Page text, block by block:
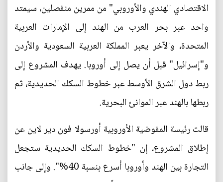
الاقتصادي الهندي والأوروبي" من ممرين منفصلين، سيمتد
واحد عبر بحر العرب من الهند إلى الإمارات العربية
المتحدة، والآخر يعبر المملكة العربية السعودية والأردن
و"إسرائيل" قبل أن يصل إلى أوروبا. يهدف المشروع إلى
ربط دول الشرق الأوسط عبر خطوط السكك الحديدية، ثم
ربطها بالهند عبر الموانئ البحرية.
قالت رئيسة المفوضية الأوروبية أورسولا فون دير لاين عن
إطلاق المشروع، إن "خطوط السكك الحديدية ستجعل
التجارة بين الهند وأوروبا أسرع بنسبة 40%". وإلى جانب